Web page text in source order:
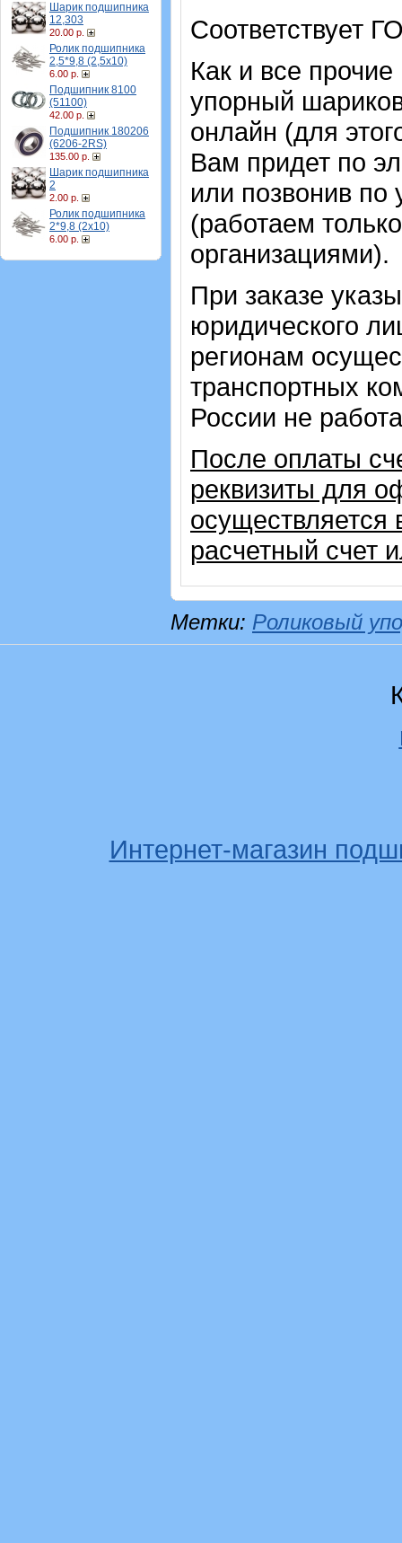
Шарик подшипника
12,303
20.00 р.
Ролик подшипника
2,5*9,8 (2,5х10)
6.00 р.
Подшипник 8100
(51100)
42.00 р.
Подшипник 180206
(6206-2RS)
135.00 р.
Шарик подшипника
2
2.00 р.
Ролик подшипника
2*9,8 (2х10)
6.00 р.
Соответствует
Как и все
упорный
онлайн (для
Вам придет по
или позвонив
(работаем
организациями).
При заказе
юридического
регионам
транспортных
России не
После оплаты
реквизиты для
осуществляется
расчетный счет
Метки: Роликовый
Интернет-магазин